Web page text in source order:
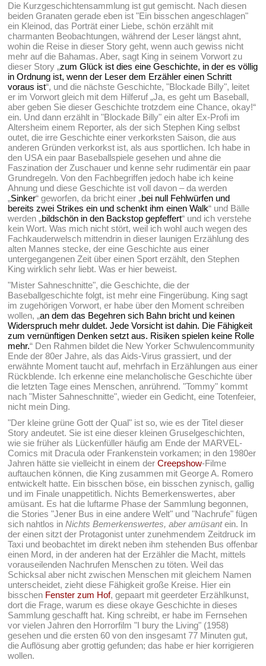
Die Kurzgeschichtensammlung ist gut gemischt. Nach diesen
beiden Granaten gerade eben ist "Ein bisschen angeschlagen"
ein Kleinod, das Porträt einer Liebe, schön erzählt mit
charmanten Beobachtungen, während der Leser längst ahnt,
wohin die Reise in dieser Story geht, wenn auch gewiss nicht
mehr auf die Bahamas. Aber, sagt King in seinem Vorwort zu
dieser Story „zum Glück ist dies eine Geschichte, in der es völlig
in Ordnung ist, wenn der Leser dem Erzähler einen Schritt
voraus ist“, und die nächste Geschichte, "Blockade Billy", leitet
er im Vorwort gleich mit dem Hilferuf „Ja, es geht um Baseball,
aber geben Sie dieser Geschichte trotzdem eine Chance, okay!“
ein. Und dann erzählt in "Blockade Billy" ein alter Ex-Profi im
Altersheim einem Reporter, als der sich Stephen King selbst
outet, die irre Geschichte einer verkorksten Saison, die aus
anderen Gründen verkorkst ist, als aus sportlichen. Ich habe in
den USA ein paar Baseballspiele gesehen und ahne die
Faszination der Zuschauer und kenne sehr rudimentär ein paar
Grundregeln. Von den Fachbegriffen jedoch habe ich keine
Ahnung und diese Geschichte ist voll davon – da werden
„Sinker“ geworfen, da bricht einer „bei null Fehlwürfen und
bereits zwei Strikes ein und schenkt ihm einen Walk“ und Bälle
werden „bildschön in den Backstop gepfeffert“ und ich verstehe
kein Wort. Was mich nicht stört, weil ich wohl auch wegen des
Fachkauderwelsch mittendrin in dieser launigen Erzählung des
alten Mannes stecke, der eine Geschichte aus einer
untergegangenen Zeit über einen Sport erzählt, den Stephen
King wirklich sehr liebt. Was er hier beweist.
"Mister Sahneschnitte", die Geschichte, die der
Baseballgeschichte folgt, ist mehr eine Fingerübung. King sagt
im zugehörigen Vorwort, er habe über den Moment schreiben
wollen, „an dem das Begehren sich Bahn bricht und keinen
Widerspruch mehr duldet. Jede Vorsicht ist dahin. Die Fähigkeit
zum vernünftigen Denken setzt aus. Risiken spielen keine Rolle
mehr.“ Den Rahmen bildet die New Yorker Schwulencommunity
Ende der 80er Jahre, als das Aids-Virus grassiert, und der
erwähnte Moment taucht auf, mehrfach in Erzählungen aus einer
Rückblende. Ich erkenne eine melancholische Geschichte über
die letzten Tage eines Menschen, anrührend. "Tommy" kommt
nach "Mister Sahneschnitte", wieder ein Gedicht, eine Totenfeier,
nicht mein Ding.
"Der kleine grüne Gott der Qual" ist so, wie es der Titel dieser
Story andeutet. Sie ist eine dieser kleinen Gruselgeschichten,
wie sie früher als Lückenfüller häufig am Ende der MARVEL-
Comics mit Dracula oder Frankenstein vorkamen; in den 1980er
Jahren hätte sie vielleicht in einem derCreepshow-Filme
auftauchen können, die King zusammen mit George A. Romero
entwickelt hatte. Ein bisschen böse, ein bisschen zynisch, gallig
und im Finale unappetitlich. Nichts Bemerkenswertes, aber
amüsant. Es hat die luftarme Phase der Sammlung begonnen,
die Stories "Jener Bus in eine andere Welt" und "Nachrufe" fügen
sich nahtlos inNichts Bemerkenswertes, aber amüsantein. In
der einen sitzt der Protagonist unter zunehmendem Zeitdruck im
Taxi und beobachtet im direkt neben ihm stehenden Bus offenbar
einen Mord, in der anderen hat der Erzähler die Macht, mittels
vorauseilenden Nachrufen Menschen zu töten. Weil das
Schicksal aber nicht zwischen Menschen mit gleichem Namen
unterscheidet, zieht diese Fähigkeit große Kreise. Hier ein
bisschen Fenster zum Hof, gepaart mit geerdeter Erzählkunst,
dort die Frage, warum es diese okaye Geschichte in dieses
Sammlung geschafft hat. King schreibt, er habe im Fernsehen
vor vielen Jahren den Horrorfilm "I bury the Living" (1958)
gesehen und die ersten 60 von den insgesamt 77 Minuten gut,
die Auflösung aber grottig gefunden; das habe er hier korrigieren
wollen.